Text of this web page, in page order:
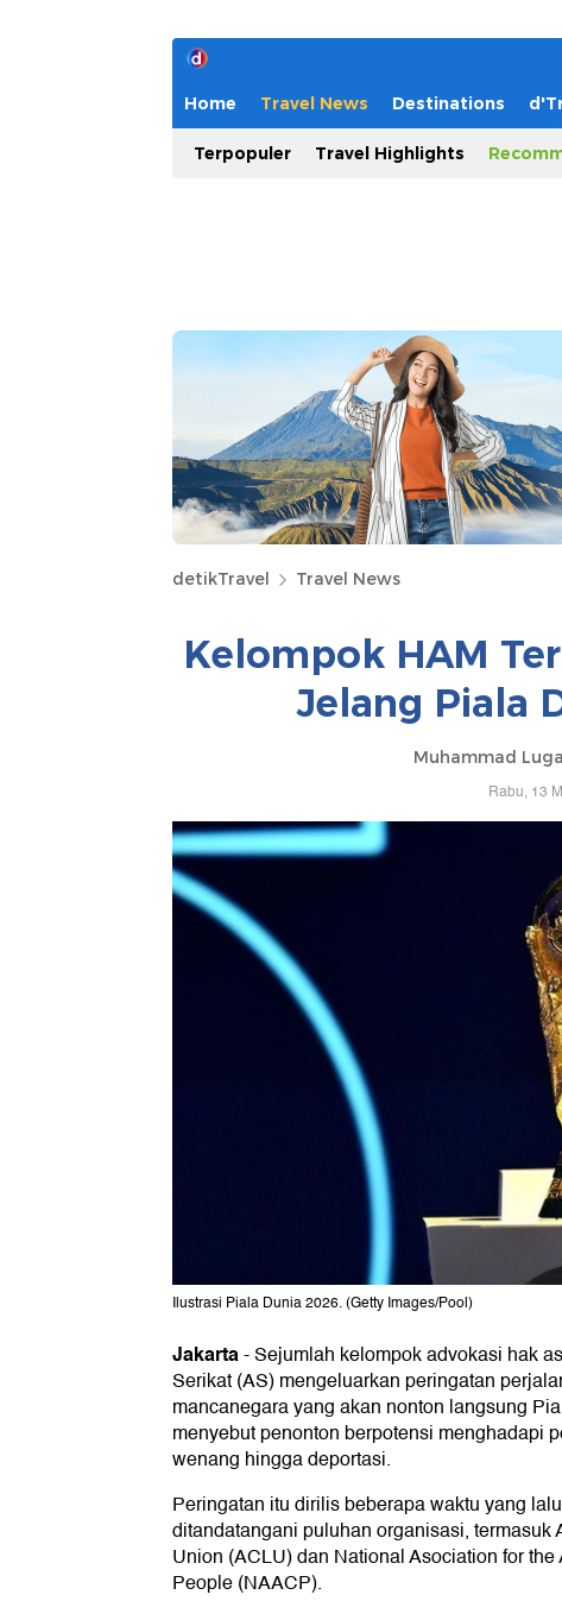
Home Travel News Destinations
Terpopuler Travel Highlights
detikTravel Travel News
Kelompok HAM
Jelang Piala
Muhammad
Rabu, 13
Ilustrasi Piala Dunia 2026. (Getty Images/Pool)
Jakarta-Sejumlah kelompok advokasi hak
Serikat (AS) mengeluarkan peringatan
mancanegara yang akan nonton langsung
menyebut penonton berpotensi menghadapi
wenang hingga deportasi.
Peringatan itu dirilis beberapa waktu yang
ditandatangani puluhan organisasi, termasuk
Union (ACLU) dan National Asociation for
People (NAACP).